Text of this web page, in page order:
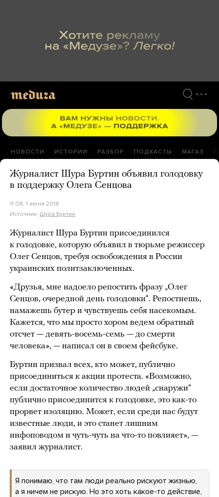
НОВОСТИ ИСТОРИИ РАЗБОР ПОДКАСТЫ МАГАЗ
Журналист Шура Буртин объявил голодовку
в поддержку Олега Сенцова
11:08, 1 июня 2018
Источник: Шура Буртин
Журналист Шура Буртин присоединился
к голодовке, которую объявил в тюрьме режиссер
Олег Сенцов, требуя освобождения в России
украинских политзаключенных.
«Друзья, мне надоело репостить фразу „Олег
Сенцов, очередной день голодовки“. Репостнешь,
намажешь бутер и чувствуешь себя насекомым.
Кажется, что мы просто хором ведем обратный
отсчет — девять-восемь-семь — до смерти
человека», — написал он в своем фейсбуке.
Буртин призвал всех, кто может, публично
присоединиться к акции протеста. «Возможно,
если достаточное количество людей „снаружи“
публично присоединится к голодовке, это как-то
прорвет изоляцию. Может, если среди нас будут
известные люди, и это станет лишним
инфоповодом и чуть-чуть на что-то повлияет», —
заявил журналист.
Я понимаю, что там люди реально рискуют жизнью,
а я ничем не рискую. Но это хоть какое-то действие,